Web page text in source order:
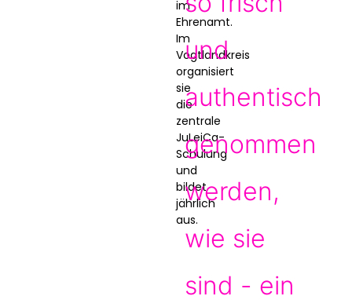
im
Ehrenamt.
Im
Vogtlandkreis
organisiert
sie
die
zentrale
JuLeiCa-
Schulung
und
bildet
jährlich
aus.
und
authentisch
genommen
werden,
wie sie
sind - ein